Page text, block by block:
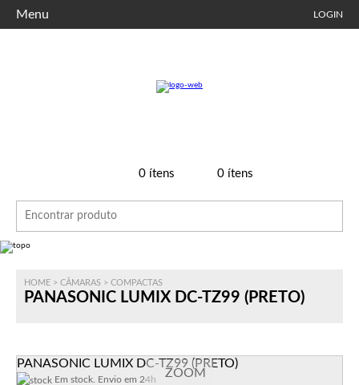
Menu LOGIN
0ítens 0ítens
HOME > CÂMARAS > COMPACTAS
PANASONIC LUMIX DC-TZ99 (PRETO)
PANASONIC LUMIX DC-TZ99 (PRETO)
Em stock. Envio em 24h ZOOM